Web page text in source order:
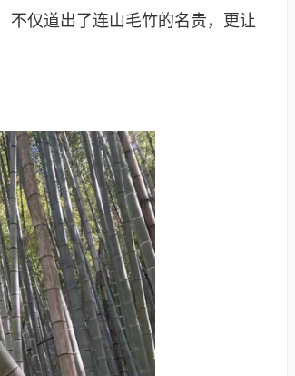
不仅道出了连山毛竹的名贵，更让